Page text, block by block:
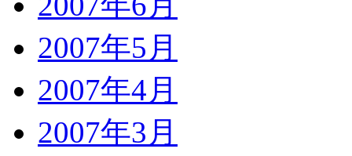
2007年5月
2007年4月
2007年3月